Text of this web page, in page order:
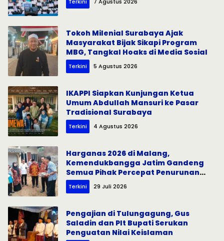
Tokoh Milenial Surabaya Ajak
Masyarakat Bijak Sikapi Program
MBG, Tangkal Hoaks di Media Sosial
Terkini 5 Agustus 2026
IKAPPI Siapkan Kunjungan Ketua
Umum Abdullah Mansuri ke Pasar
Tradisional Surabaya
Terkini 4 Agustus 2026
Harganas 2026 di Malang,
Kemendukbangga Jatim Gandeng
Semua Pihak Percepat Penurunan
Stunting
Terkini 29 Juli 2026
Pengajian di Tulungagung, Gus
Saladin dan Plt Bupati Serukan
Penguatan Nilai Keislaman